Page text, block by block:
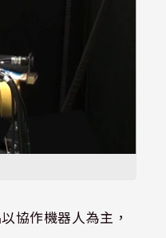
協作機器人為主，